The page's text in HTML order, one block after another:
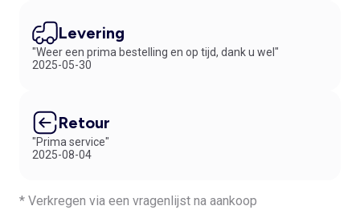
Levering
"Weer een prima bestelling en op tijd, dank u wel"
2025-05-30
Retour
"Prima service"
2025-08-04
* Verkregen via een vragenlijst na aankoop